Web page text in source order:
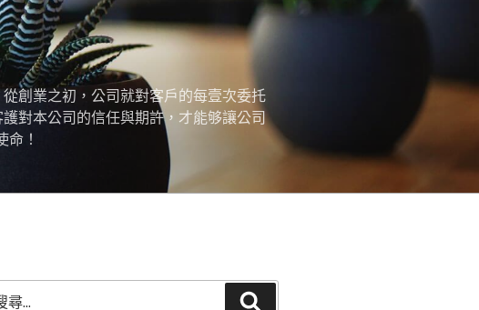
創業之初，公司就對客戶的每壹次委托
對本公司的信任與期許，才能够讓公司
！